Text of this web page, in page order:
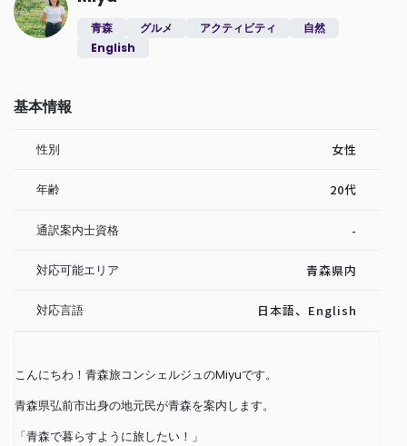
青森 グルメ アクティビティ
自然
English
基本情報
性別 女性
年齢 20代
通訳案内士資格 -
対応可能エリア 青森県内
対応言語 日本語、English
こんにちわ！青森旅コンシェルジュのMiyuです。
青森県弘前市出身の地元民が青森を案内します。
「青森で暮らすように旅したい！」